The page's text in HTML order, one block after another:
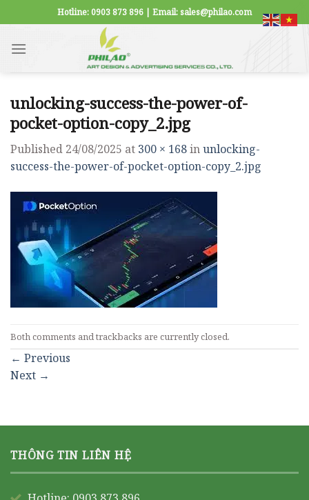
to
content
Hotline: 0903 873 896 | Email: sales@philao.com
unlocking-success-the-power-of-
pocket-option-copy_2.jpg
Published 24/08/2025 at 300 × 168inunlocking-
success-the-power-of-pocket-option-copy_2.jpg
Both comments and trackbacks are currently closed.
← Previous
Next →
THÔNG TIN LIÊN HỆ